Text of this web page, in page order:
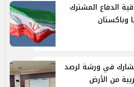
الدفاع المشترك
وباكستان
في ورشة لرصد
من الأرض